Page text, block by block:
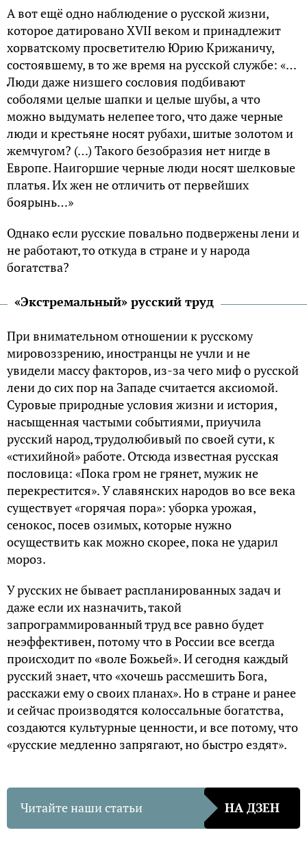
А вот ещё одно наблюдение о русской жизни,
которое датировано XVII веком и принадлежит
хорватскому просветителю Юрию Крижаничу,
состоявшему, в то же время на русской службе: «…
Люди даже низшего сословия подбивают
соболями целые шапки и целые шубы, а что
можно выдумать нелепее того, что даже черные
люди и крестьяне носят рубахи, шитые золотом и
жемчугом? (…) Такого безобразия нет нигде в
Европе. Наигоршие черные люди носят шелковые
платья. Их жен не отличить от первейших
боярынь…»
Однако если русские повально подвержены лени и
не работают, то откуда в стране и у народа
богатства?
«Экстремальный» русский труд
При внимательном отношении к русскому
мировоззрению, иностранцы не учли и не
увидели массу факторов, из-за чего миф о русской
лени до сих пор на Западе считается аксиомой.
Суровые природные условия жизни и история,
насыщенная частыми событиями, приучила
русский народ, трудолюбивый по своей сути, к
«стихийной» работе. Отсюда известная русская
пословица: «Пока гром не грянет, мужик не
перекрестится». У славянских народов во все века
существует «горячая пора»: уборка урожая,
сенокос, посев озимых, которые нужно
осуществить как можно скорее, пока не ударил
мороз.
У русских не бывает распланированных задач и
даже если их назначить, такой
запрограммированный труд все равно будет
неэффективен, потому что в России все всегда
происходит по «воле Божьей». И сегодня каждый
русский знает, что «хочешь рассмешить Бога,
расскажи ему о своих планах». Но в стране и ранее
и сейчас производятся колоссальные богатства,
создаются культурные ценности, и все потому, что
«русские медленно запрягают, но быстро ездят».
Читайте наши статьи НА ДЗЕН